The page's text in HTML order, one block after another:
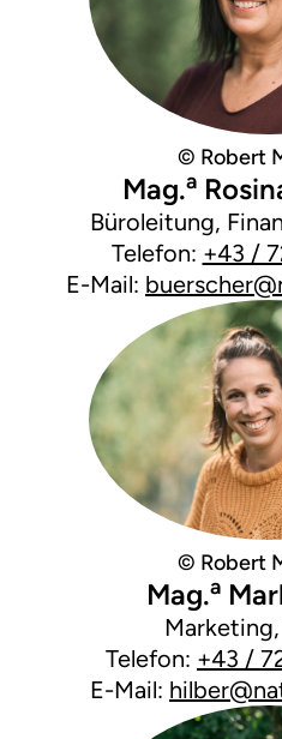
© Robert
Mag.a
Büroleitung,
Telefon: +43 /
E-Mail:
© Robert
Mag.a
Telefon: +43 /
E-Mail: